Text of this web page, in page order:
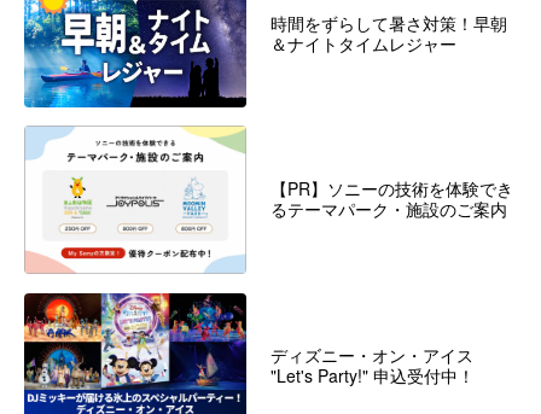
時間をずらして暑さ対策！早朝
＆ナイトタイムレジャー
【PR】ソニーの技術を体験でき
るテーマパーク・施設のご案内
ディズニー・オン・アイス
"Let's Party!" 申込受付中！